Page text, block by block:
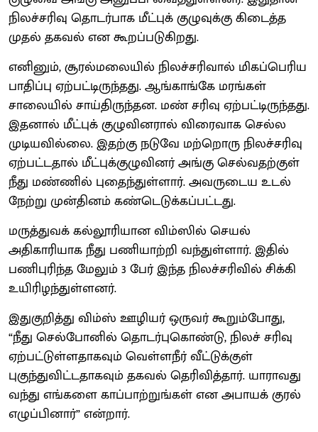
நிலச்சரிவு தொடர்பாக மீட்புக் குழுவுக்கு கிடைத்த
முதல் தகவல் என கூறப்படுகிறது.
எனினும், சூரல்மலையில் நிலச்சரிவால் மிகப்பெரிய
பாதிப்பு ஏற்பட்டிருந்தது. ஆங்காங்கே மரங்கள்
சாலையில் சாய்திருந்தன. மண் சரிவு ஏற்பட்டிருந்தது.
இதனால் மீட்புக் குழுவினரால் விரைவாக செல்ல
முடியவில்லை. இதற்கு நடுவே மற்றொரு நிலச்சரிவு
ஏற்பட்டதால் மீட்புக்குழுவினர் அங்கு செல்வதற்குள்
நீது மண்ணில் புதைந்துள்ளார். அவருடைய உடல்
நேற்று முன்தினம் கண்டெடுக்கப்பட்டது.
மருத்துவக் கல்லூரியான விம்ஸில் செயல்
அதிகாரியாக நீது பணியாற்றி வந்துள்ளார். இதில்
பணிபுரிந்த மேலும் 3 பேர் இந்த நிலச்சரிவில் சிக்கி
உயிரிழந்துள்ளனர்.
இதுகுறித்து விம்ஸ் ஊழியர் ஒருவர் கூறும்போது,
“நீது செல்போனில் தொடர்புகொண்டு, நிலச் சரிவு
ஏற்பட்டுள்ளதாகவும் வெள்ளநீர் வீட்டுக்குள்
புகுந்துவிட்டதாகவும் தகவல் தெரிவித்தார். யாராவது
வந்து எங்களை காப்பாற்றுங்கள் என அபாயக் குரல்
எழுப்பினார்” என்றார்.